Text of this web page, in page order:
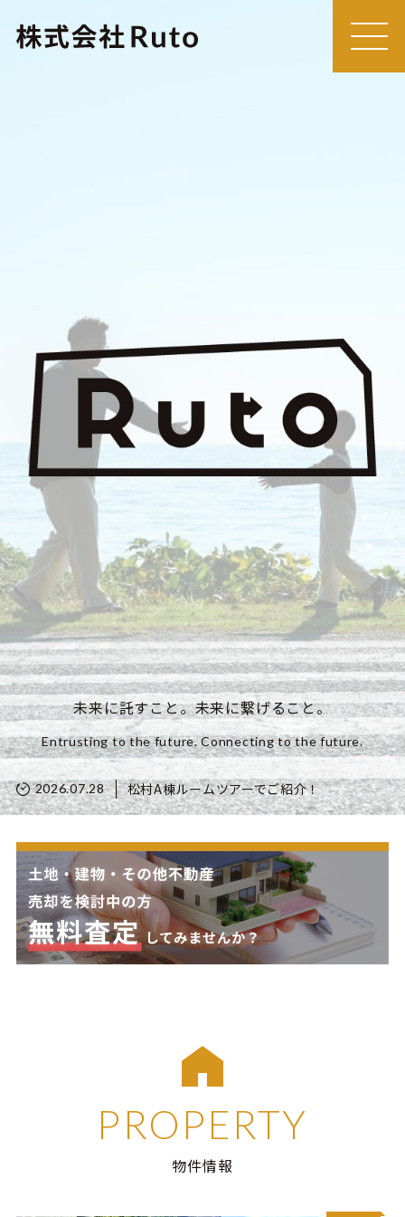
MEN
U
未来に託すこと。未来に繋げること。
Entrusting to the future. Connecting to the future.
2026.07.28 松村A棟ルームツアーでご紹介！
PROPERTY
物件情報